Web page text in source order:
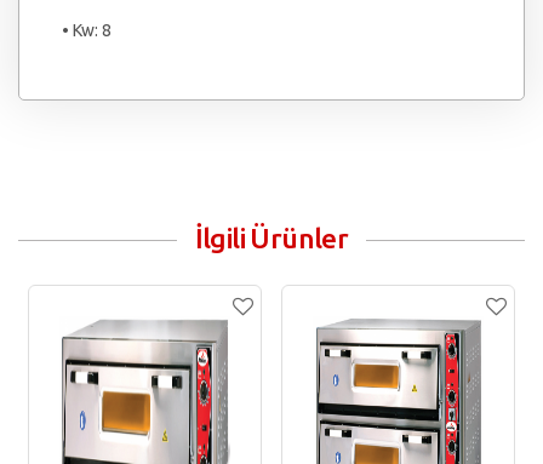
• Kw: 8
İlgili Ürünler